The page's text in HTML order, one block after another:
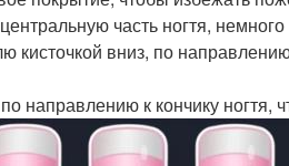
часть ногтя,
кисточкой вниз, по
направлению к кончику